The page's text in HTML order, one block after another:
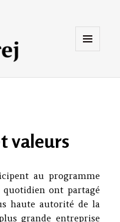
valeurs
au programme
ont partagé
haute autorité de la
grande entreprise